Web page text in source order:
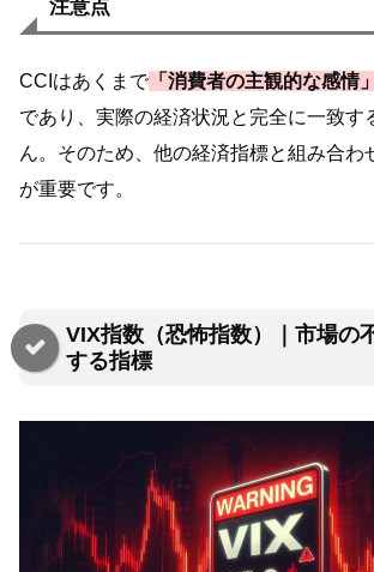
注意点
CCIはあくまで 「消費者の主観的な感情」
であり、実際の経済状況と完全に一致す
ん。そのため、他の経済指標と組み合わ
が重要です。
VIX指数（恐怖指数）｜市場の
する指標